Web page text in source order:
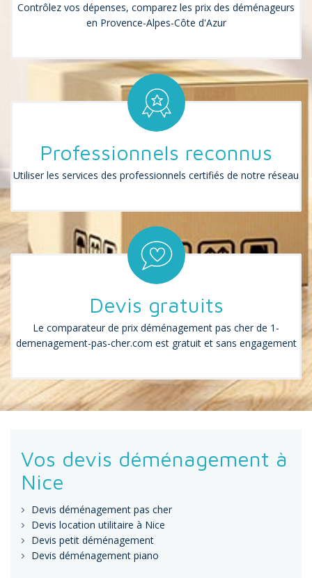
Contrôlez vos dépenses, comparez les prix des déménageurs
en Provence-Alpes-Côte d'Azur
Professionnels reconnus
Utiliser les services des professionnels certifiés de notre réseau
Devis gratuits
Le comparateur de prix déménagement pas cher de 1-
demenagement-pas-cher.com est gratuit et sans engagement
Vos devis déménagement à
Nice
Devis déménagement pas cher
Devis location utilitaire à Nice
Devis petit déménagement
Devis déménagement piano